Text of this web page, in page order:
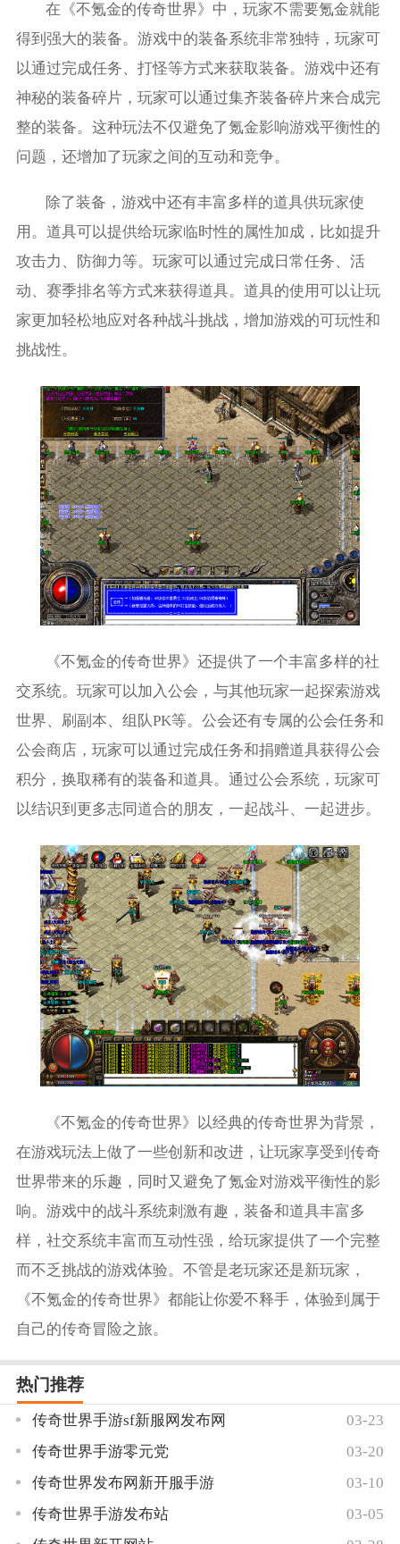
在《不氪金的传奇世界》中，玩家不需要氪金就能
得到强大的装备。游戏中的装备系统非常独特，玩家可
以通过完成任务、打怪等方式来获取装备。游戏中还有
神秘的装备碎片，玩家可以通过集齐装备碎片来合成完
整的装备。这种玩法不仅避免了氪金影响游戏平衡性的
问题，还增加了玩家之间的互动和竞争。
除了装备，游戏中还有丰富多样的道具供玩家使
用。道具可以提供给玩家临时性的属性加成，比如提升
攻击力、防御力等。玩家可以通过完成日常任务、活
动、赛季排名等方式来获得道具。道具的使用可以让玩
家更加轻松地应对各种战斗挑战，增加游戏的可玩性和
挑战性。
《不氪金的传奇世界》还提供了一个丰富多样的社
交系统。玩家可以加入公会，与其他玩家一起探索游戏
世界、刷副本、组队PK等。公会还有专属的公会任务和
公会商店，玩家可以通过完成任务和捐赠道具获得公会
积分，换取稀有的装备和道具。通过公会系统，玩家可
以结识到更多志同道合的朋友，一起战斗、一起进步。
《不氪金的传奇世界》以经典的传奇世界为背景，
在游戏玩法上做了一些创新和改进，让玩家享受到传奇
世界带来的乐趣，同时又避免了氪金对游戏平衡性的影
响。游戏中的战斗系统刺激有趣，装备和道具丰富多
样，社交系统丰富而互动性强，给玩家提供了一个完整
而不乏挑战的游戏体验。不管是老玩家还是新玩家，
《不氪金的传奇世界》都能让你爱不释手，体验到属于
自己的传奇冒险之旅。
热门推荐
传奇世界手游sf新服网发布网
03-23
传奇世界手游零元党
03-20
传奇世界发布网新开服手游
03-10
传奇世界手游发布站
03-05